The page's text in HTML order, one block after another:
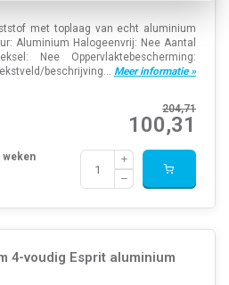
met toplaag van echt aluminium
Aluminium Halogeenvrij: Nee Aantal
Nee Oppervlaktebescherming:
beschrijving... Meer informatie »
204,71
100,31
weken
4-voudig Esprit aluminium